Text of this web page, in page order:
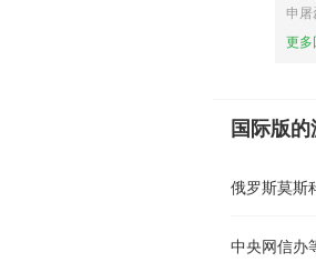
申
更多
国际版
俄罗斯莫斯
中央网信办